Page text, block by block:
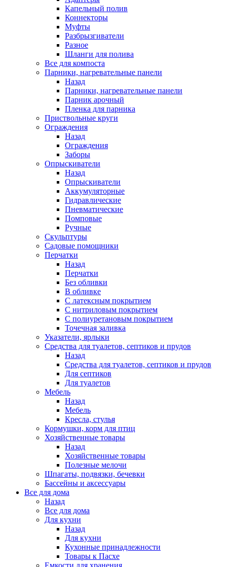
Капельный полив
Коннекторы
Муфты
Разбрызгиватели
Разное
Шланги для полива
Все для компоста
Парники, нагревательные панели
Назад
Парники, нагревательные панели
Парник арочный
Пленка для парника
Приствольные круги
Ограждения
Назад
Ограждения
Заборы
Опрыскиватели
Назад
Опрыскиватели
Аккумуляторные
Гидравлические
Пневматические
Помповые
Ручные
Скульптуры
Садовые помощники
Перчатки
Назад
Перчатки
Без обливки
В обливке
С латексным покрытием
С нитриловым покрытием
С полиуретановым покрытием
Точечная заливка
Указатели, ярлыки
Средства для туалетов, септиков и прудов
Назад
Средства для туалетов, септиков и прудов
Для септиков
Для туалетов
Мебель
Назад
Мебель
Кресла, стулья
Кормушки, корм для птиц
Хозяйственные товары
Назад
Хозяйственные товары
Полезные мелочи
Шпагаты, подвязки, бечевки
Бассейны и аксессуары
Все для дома
Назад
Все для дома
Для кухни
Назад
Для кухни
Кухонные принадлежности
Товары к Пасхе
Емкости для хранения